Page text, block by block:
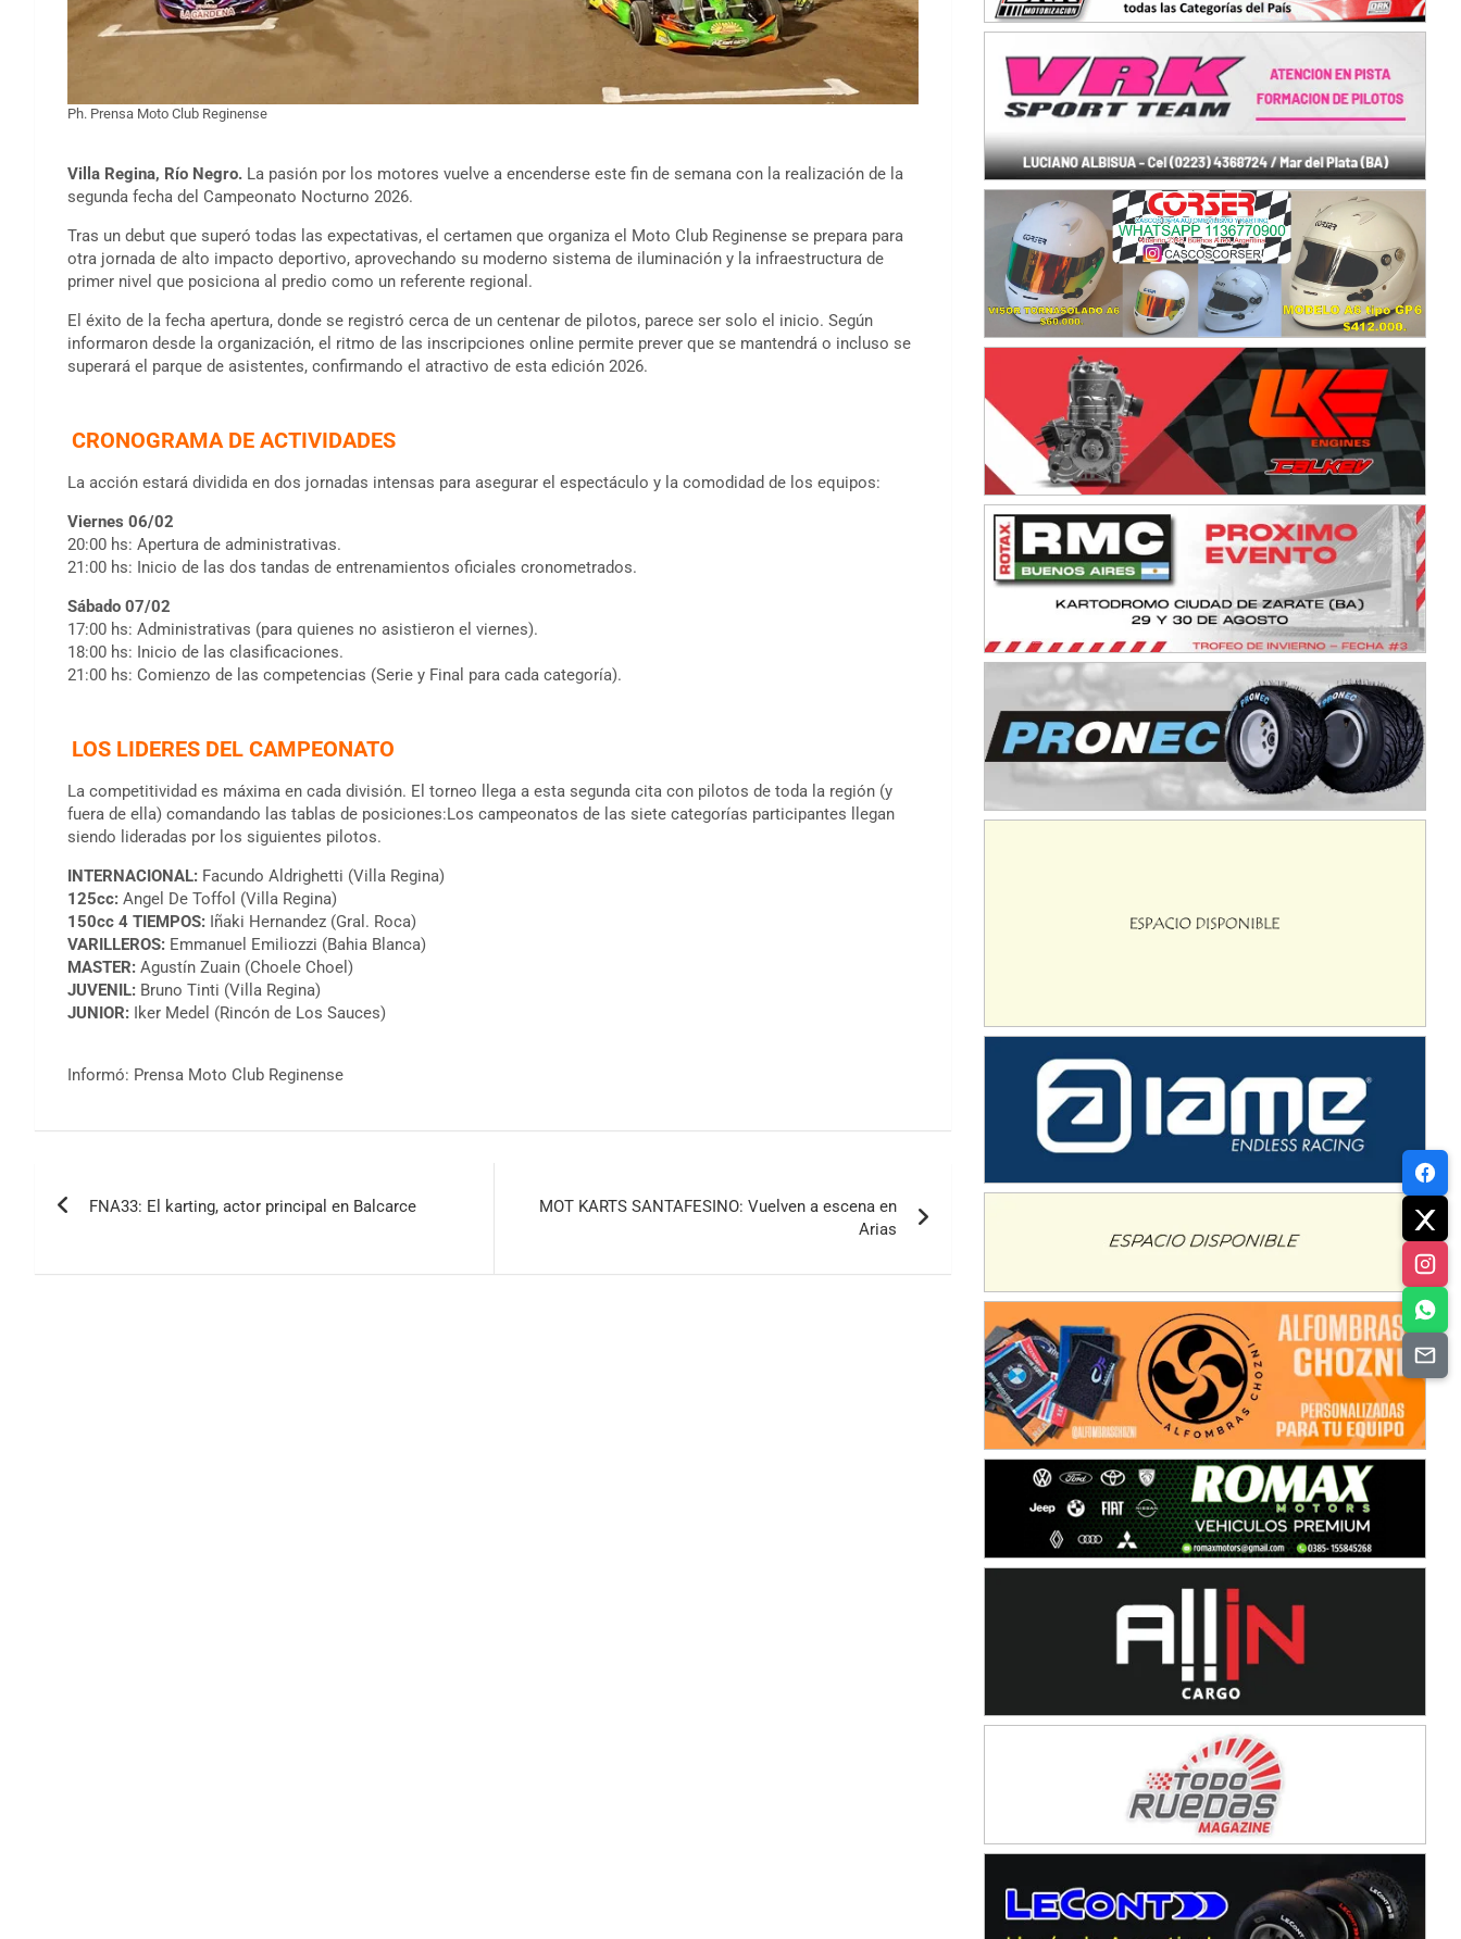
Ph. Prensa Moto Club Reginense
Villa Regina, Río Negro. La pasión por los motores vuelve a encenderse este fin de semana con la realización de la
segunda fecha del Campeonato Nocturno 2026.
Tras un debut que superó todas las expectativas, el certamen que organiza el Moto Club Reginense se prepara para
otra jornada de alto impacto deportivo, aprovechando su moderno sistema de iluminación y la infraestructura de
primer nivel que posiciona al predio como un referente regional.
El éxito de la fecha apertura, donde se registró cerca de un centenar de pilotos, parece ser solo el inicio. Según
informaron desde la organización, el ritmo de las inscripciones online permite prever que se mantendrá o incluso se
superará el parque de asistentes, confirmando el atractivo de esta edición 2026.
CRONOGRAMA DE ACTIVIDADES
La acción estará dividida en dos jornadas intensas para asegurar el espectáculo y la comodidad de los equipos:
Viernes 06/02
20:00 hs: Apertura de administrativas.
21:00 hs: Inicio de las dos tandas de entrenamientos oficiales cronometrados.
Sábado 07/02
17:00 hs: Administrativas (para quienes no asistieron el viernes).
18:00 hs: Inicio de las clasificaciones.
21:00 hs: Comienzo de las competencias (Serie y Final para cada categoría).
LOS LIDERES DEL CAMPEONATO
La competitividad es máxima en cada división. El torneo llega a esta segunda cita con pilotos de toda la región (y
fuera de ella) comandando las tablas de posiciones:Los campeonatos de las siete categorías participantes llegan
siendo lideradas por los siguientes pilotos.
INTERNACIONAL: Facundo Aldrighetti (Villa Regina)
125cc: Angel De Toffol (Villa Regina)
150cc 4 TIEMPOS: Iñaki Hernandez (Gral. Roca)
VARILLEROS: Emmanuel Emiliozzi (Bahia Blanca)
MASTER: Agustín Zuain (Choele Choel)
JUVENIL: Bruno Tinti (Villa Regina)
JUNIOR: Iker Medel (Rincón de Los Sauces)
Informó: Prensa Moto Club Reginense
entradas
FNA33: El karting, actor principal en Balcarce
MOT KARTS SANTAFESINO: Vuelven a escena en
Arias
Ramiro Tot (Asfalto)
KDO - F6
Ciudad de Trenque Lauquen (Asfalto)
ENTRERRIANO - F6 (POSTERGADA)
Parque de la Velocidad (Asfalto)
Villaguay (Entre Ríos)
VICTORIENSE - F7
El Cerro (Tierra)
Victoria (Entre Ríos)
Moto Club Reginense (Tierra)
Gral. E. Godoy (Río Negro)
CSK - F7
Juventud Unida (Tierra)
Humboldt (Santa Fe)
NORESTE SANTAFESINO - F6
Ciudad de Avellaneda (Asfalto)
Avellaneda (Santa Fe)
SUR SANTAFESINO - F4
José Samuel Sánchez (Tierra)
TUCUMANO - F5
Juan Navarro (Asfalto)
El Timbó (Tucumán)